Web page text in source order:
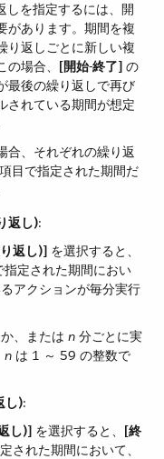
しを指定するには、開
があります。期間を複
り返しごとに新しい複
場合、​ [開始-終了] ​ の
最後の繰り返しで再び
されている期間が想定
合、それぞれの繰り返
​ 項目で指定された期間だ
返し)​:
返し)] ​ を選択すると、​
指定された期間におい
アクションが毎分実行
、または n ​ 分ごとに実
n ​ は 1 ～ 59 の整数で
し)​:
し)] ​ を選択すると、​ [終
された期間において、